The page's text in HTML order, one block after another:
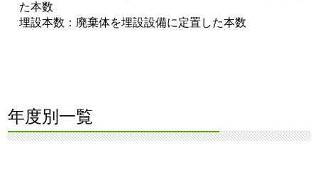
た本数
埋設本数：廃棄体を埋設設備に定置した本数
年度別一覧